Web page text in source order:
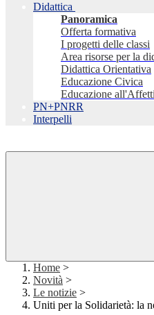
Didattica
Panoramica
Offerta formativa
I progetti delle classi
Area risorse per la
Didattica Orientativa
Educazione Civica
Educazione
PN+PNRR
Interpelli
Home >
Novità >
Le notizie >
Uniti per la Solidarietà: la